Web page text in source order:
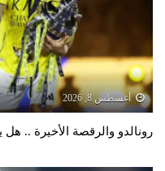
أغسطس 8, 2026
رونالدو والرقصة الأخيرة .. هل